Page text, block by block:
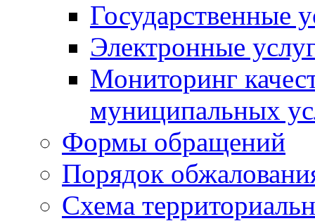
Государственные
Электронные
Мониторинг
муниципальных
Формы обращений
Порядок
Схема